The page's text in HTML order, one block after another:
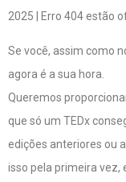
2025 | Erro 404 estão
Se você, assim como
agora é a sua hora.
Queremos
que só um TEDx
edições anteriores ou
isso pela primeira vez,